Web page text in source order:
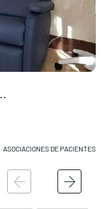
ASOCIACIONES DE PACIENTES